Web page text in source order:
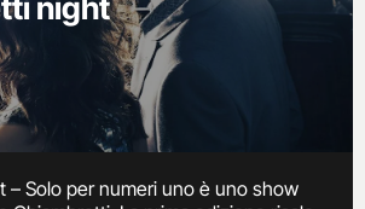
night
– Solo per numeri uno è uno show